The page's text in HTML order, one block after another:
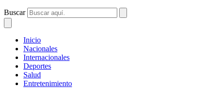
Buscar
Inicio
Nacionales
Internacionales
Deportes
Salud
Entretenimiento